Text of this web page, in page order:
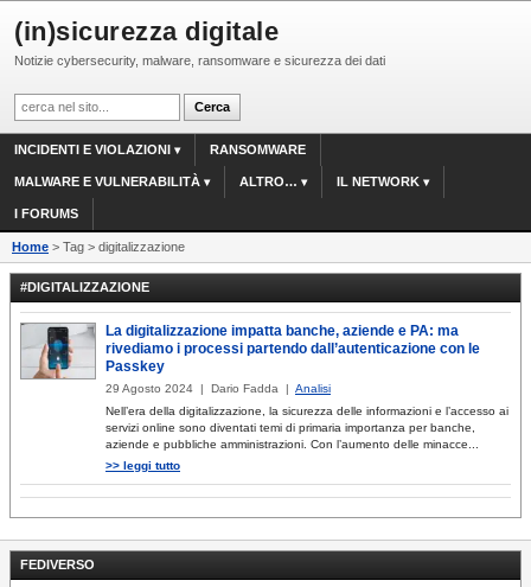
(in)sicurezza digitale
Notizie cybersecurity, malware, ransomware e sicurezza dei dati
INCIDENTI E VIOLAZIONI RANSOMWARE
MALWARE E VULNERABILITÀ ALTRO… IL NETWORK
I FORUMS
Home > Tag > digitalizzazione
FEDIVERSO
#DIGITALIZZAZIONE
La digitalizzazione impatta banche, aziende e PA: ma
rivediamo i processi partendo dall’autenticazione con le
Passkey
29 Agosto 2024 | Dario Fadda | Analisi
Nell’era della digitalizzazione, la sicurezza delle informazioni e l’accesso ai
servizi online sono diventati temi di primaria importanza per banche,
aziende e pubbliche amministrazioni. Con l’aumento delle minacce...
>> leggi tutto